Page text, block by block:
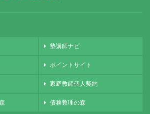
塾講師ナビ
ポイントサイト
家庭教師個人契約
債務整理の森